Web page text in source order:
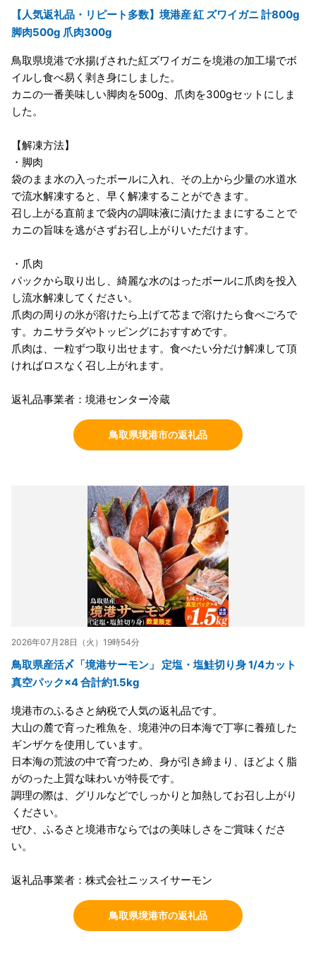
【人気返礼品・リピート多数】境港産 紅 ズワイガニ 計800g
脚肉500g 爪肉300g
鳥取県境港で水揚げされた紅ズワイガニを境港の加工場でボ
イルし食べ易く剥き身にしました。
カニの一番美味しい脚肉を500g、爪肉を300gセットにしま
した。
【解凍方法】
・脚肉
袋のまま水の入ったボールに入れ、その上から少量の水道水
で流水解凍すると、早く解凍することができます。
召し上がる直前まで袋内の調味液に漬けたままにすることで
カニの旨味を逃がさずお召し上がりいただけます。
・爪肉
パックから取り出し、綺麗な水のはったボールに爪肉を投入
し流水解凍してください。
爪肉の周りの氷が溶けたら上げて芯まで溶けたら食べごろで
す。カニサラダやトッピングにおすすめです。
爪肉は、一粒ずつ取り出せます。食べたい分だけ解凍して頂
ければロスなく召し上がれます。
返礼品事業者：境港センター冷蔵
鳥取県境港市の返礼品
2026年07月28日（火）19時54分
鳥取県産活〆「境港サーモン」 定塩・塩鮭切り身 1/4カット
真空パック×4 合計約1.5kg
境港市のふるさと納税で人気の返礼品です。
大山の麓で育った稚魚を、境港沖の日本海で丁寧に養殖した
ギンザケを使用しています。
日本海の荒波の中で育つため、身が引き締まり、ほどよく脂
がのった上質な味わいが特長です。
調理の際は、グリルなどでしっかりと加熱してお召し上がり
ください。
ぜひ、ふるさと境港市ならではの美味しさをご賞味くださ
い。
返礼品事業者：株式会社ニッスイサーモン
鳥取県境港市の返礼品